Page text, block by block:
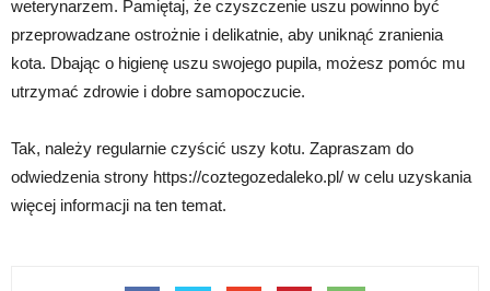
weterynarzem. Pamiętaj, że czyszczenie uszu powinno być
przeprowadzane ostrożnie i delikatnie, aby uniknąć zranienia
kota. Dbając o higienę uszu swojego pupila, możesz pomóc mu
utrzymać zdrowie i dobre samopoczucie.
Tak, należy regularnie czyścić uszy kotu. Zapraszam do
odwiedzenia strony https://coztegozedaleko.pl/ w celu uzyskania
więcej informacji na ten temat.